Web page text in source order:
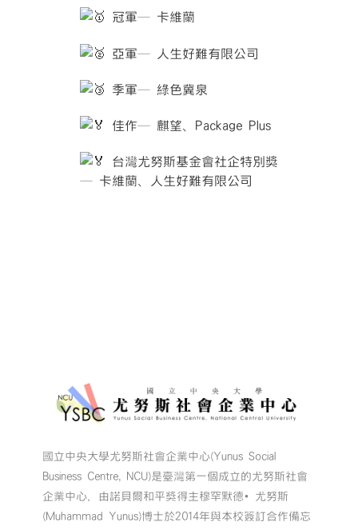
冠軍─ 卡維蘭
亞軍─ 人生好難有限公司
季軍─ 綠色冀泉
佳作─ 麒望、Package Plus
台灣尤努斯基金會社企特別獎
─ 卡維蘭、人生好難有限公司
國立中央大學尤努斯社會企業中心(Yunus Social
Business Centre, NCU)是臺灣第一個成立的尤努斯社會
企業中心，由諾貝爾和平獎得主穆罕默德•尤努斯
(Muhammad Yunus)博士於2014年與本校簽訂合作備忘